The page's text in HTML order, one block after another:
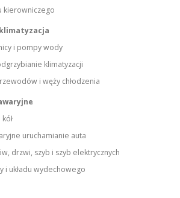
kierowniczego
klimatyzacja
i pompy wody
klimatyzacji
i węży chłodzenia
uruchamianie auta
drzwi, szyb i szyb elektrycznych
i układu wydechowego